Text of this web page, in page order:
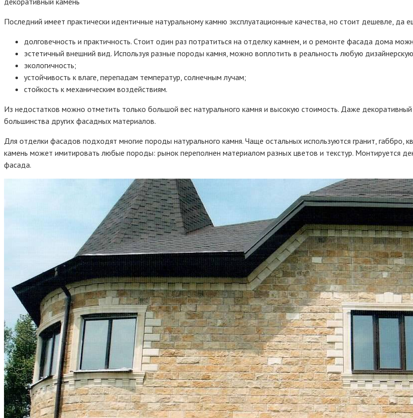
Последний имеет практически идентичные натуральному камню эксплуатационные качества, но стоит дешевле, да
долговечность и практичность. Стоит один раз потратиться на отделку камнем, и о ремонте фасада дома
эстетичный внешний вид. Используя разные породы камня, можно воплотить в реальность любую
экологичность;
устойчивость к влаге, перепадам температур, солнечным лучам;
стойкость к механическим воздействиям.
Из недостатков можно отметить только большой вес натурального камня и высокую стоимость. Даже
большинства других фасадных материалов.
Для отделки фасадов подходят многие породы натурального камня. Чаще остальных используются гранит, габбро,
камень может имитировать любые породы: рынок переполнен материалом разных цветов и текстур. Монтируется
фасада.